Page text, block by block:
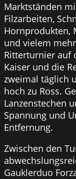
Marktständen
Filzarbeiten,
Hornprodukten,
und vielem
Ritterturnier auf
Kaiser und die
zweimal täglich
hoch zu Ross.
Lanzenstechen
Spannung und
Entfernung.
Zwischen den
Gauklerduo